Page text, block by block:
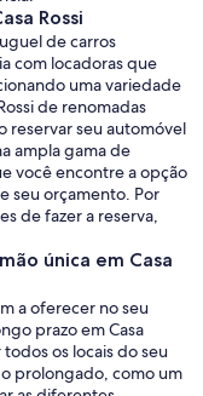
Rossi
de carros
com locadoras que
uma variedade
de renomadas
reservar seu automóvel
ampla gama de
você encontre a opção
seu orçamento. Por
de fazer a reserva,
única em Casa
a oferecer no seu
prazo em Casa
os locais do seu
prolongado, como um